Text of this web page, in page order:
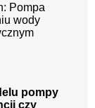
Pompa
wody
pompy
czy